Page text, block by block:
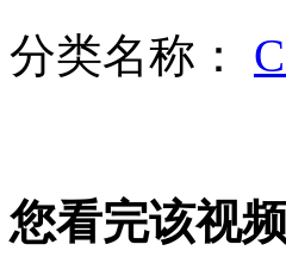
分类名称：
您看完该视